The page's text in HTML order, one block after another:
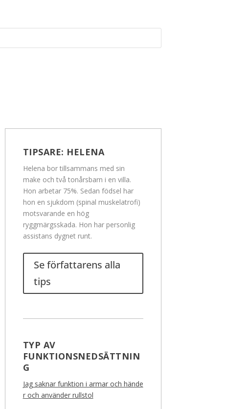
TIPSARE: HELENA
Helena bor tillsammans med sin
make och två tonårsbarn i en villa.
Hon arbetar 75%. Sedan födsel har
hon en sjukdom (spinal muskelatrofi)
motsvarande en hög
ryggmärgsskada. Hon har personlig
assistans dygnet runt.
Se författarens alla
tips
TYP AV
FUNKTIONSNEDSÄTTNIN
G
Jag saknar funktion i armar och hände
r och använder rullstol